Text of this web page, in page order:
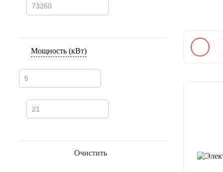
Мощность (кВт)
Очистить